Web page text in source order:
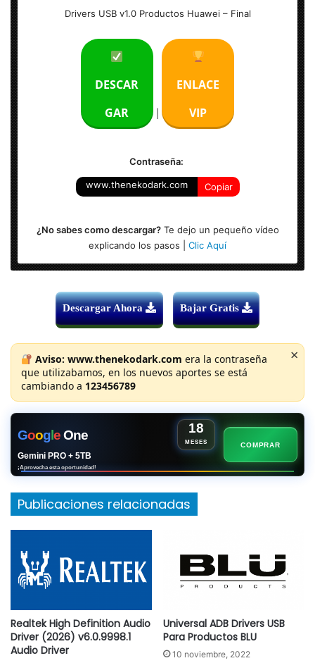
NEKO
Drivers USB v1.0 Productos Huawei – Final
DESCAR
GAR
ENLACE
VIP
Contraseña:
www.thenekodark.com Copiar
¿No sabes como descargar?Te dejo un pequeño vídeo
explicando los pasos | Clic Aquí
Descargar Ahora Bajar Gratis
Aviso: www.thenekodark.com era la contraseña
que utilizabamos, en los nuevos aportes se está
cambiando a 123456789
×
GoogleOne 18
MESES
Gemini PRO + 5TB
¡Aprovecha esta oportunidad!
COMPRAR
Publicaciones relacionadas
Realtek High Definition Audio
Driver (2026) v6.0.9998.1
Audio Driver
Universal ADB Drivers USB
Para Productos BLU
10 noviembre, 2022